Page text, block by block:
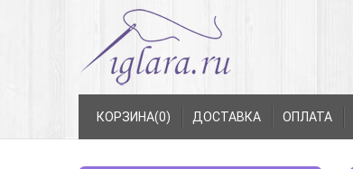
КОРЗИНА(0) ДОСТАВКА ОПЛАТА